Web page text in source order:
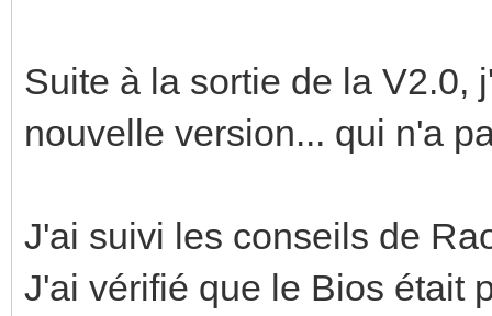
Suite à la sortie de la V2.0,
nouvelle version... qui n'a
J'ai suivi les conseils de
J'ai vérifié que le Bios était